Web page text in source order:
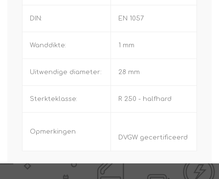
DIN: EN 1057
Wanddikte: 1 mm
Uitwendige diameter: 28 mm
Sterkteklasse: R 250 - halfhard
Opmerkingen
DVGW gecertificeerd